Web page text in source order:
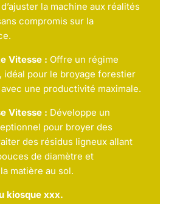
la machine aux réalités
compromis sur la
Vitesse : Offre un régime
idéal pour le broyage forestier
une productivité maximale.
Vitesse : Développe un
pour broyer des
des résidus ligneux allant
de diamètre et
matière au sol.
kiosque xxx.